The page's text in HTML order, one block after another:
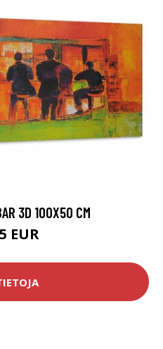
3D 100X50 CM
EUR